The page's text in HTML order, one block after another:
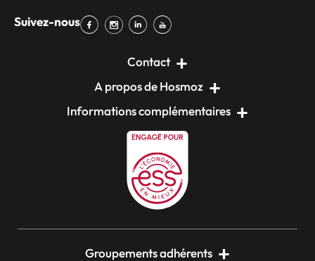
Suivez-nous
Contact
A propos de Hosmoz
Informations complémentaires
Groupements adhérents